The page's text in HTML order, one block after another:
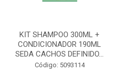
KIT SHAMPOO 300ML +
CONDICIONADOR 190ML
SEDA CACHOS DEFINIDO...
Código: 5093114